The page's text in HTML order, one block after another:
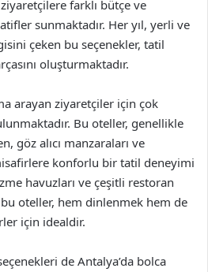
farklı bütçe ve
sunmaktadır. Her yıl, yerli ve
çeken bu seçenekler, tatil
oluşturmaktadır.
arayan ziyaretçiler için çok
Bu oteller, genellikle
göz alıcı manzaraları ve
konforlu bir tatil deneyimi
havuzları ve çeşitli restoran
oteller, hem dinlenmek hem de
için idealdir.
de Antalya’da bolca